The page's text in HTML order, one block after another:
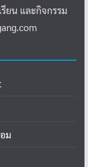
ยน และกิจกรรม
ม